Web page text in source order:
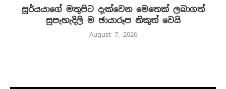
සූර්යයාගේ මතුපිට දැක්වෙන මෙතෙක් ලබාගත්
සුපැහැදිලි ම ඡායාරූප නිකුත් වෙයි
August 7, 2026